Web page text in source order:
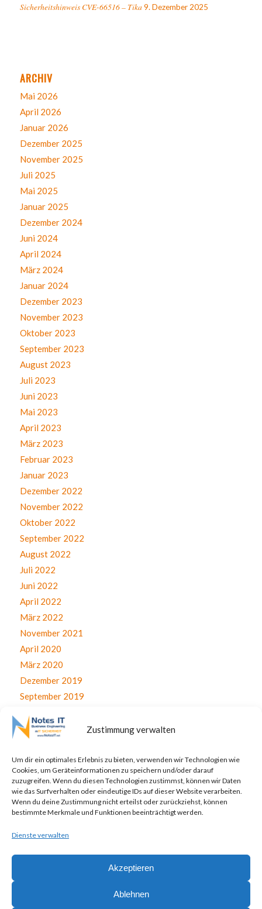
Zustimmung verwalten
Um dir ein optimales Erlebnis zu bieten, verwenden wir Technologien wie
Cookies, um Geräteinformationen zu speichern und/oder darauf
zuzugreifen. Wenn du diesen Technologien zustimmst, können wir Daten
wie das Surfverhalten oder eindeutige IDs auf dieser Website verarbeiten.
Wenn du deine Zustimmung nicht erteilst oder zurückziehst, können
bestimmte Merkmale und Funktionen beeinträchtigt werden.
Dienste verwalten
Akzeptieren
Ablehnen
Sicherheitshinweis CVE-66516 – Tika 9. Dezember 2025
ARCHIV
Mai 2026
April 2026
Januar 2026
Dezember 2025
November 2025
Juli 2025
Mai 2025
Januar 2025
Dezember 2024
Juni 2024
April 2024
März 2024
Januar 2024
Dezember 2023
November 2023
Oktober 2023
September 2023
August 2023
Juli 2023
Juni 2023
Mai 2023
April 2023
März 2023
Februar 2023
Januar 2023
Dezember 2022
November 2022
Oktober 2022
September 2022
August 2022
Juli 2022
Juni 2022
April 2022
März 2022
November 2021
April 2020
März 2020
Dezember 2019
September 2019
Juli 2019
April 2019
November 2017
Oktober 2017
September 2017
Juli 2017